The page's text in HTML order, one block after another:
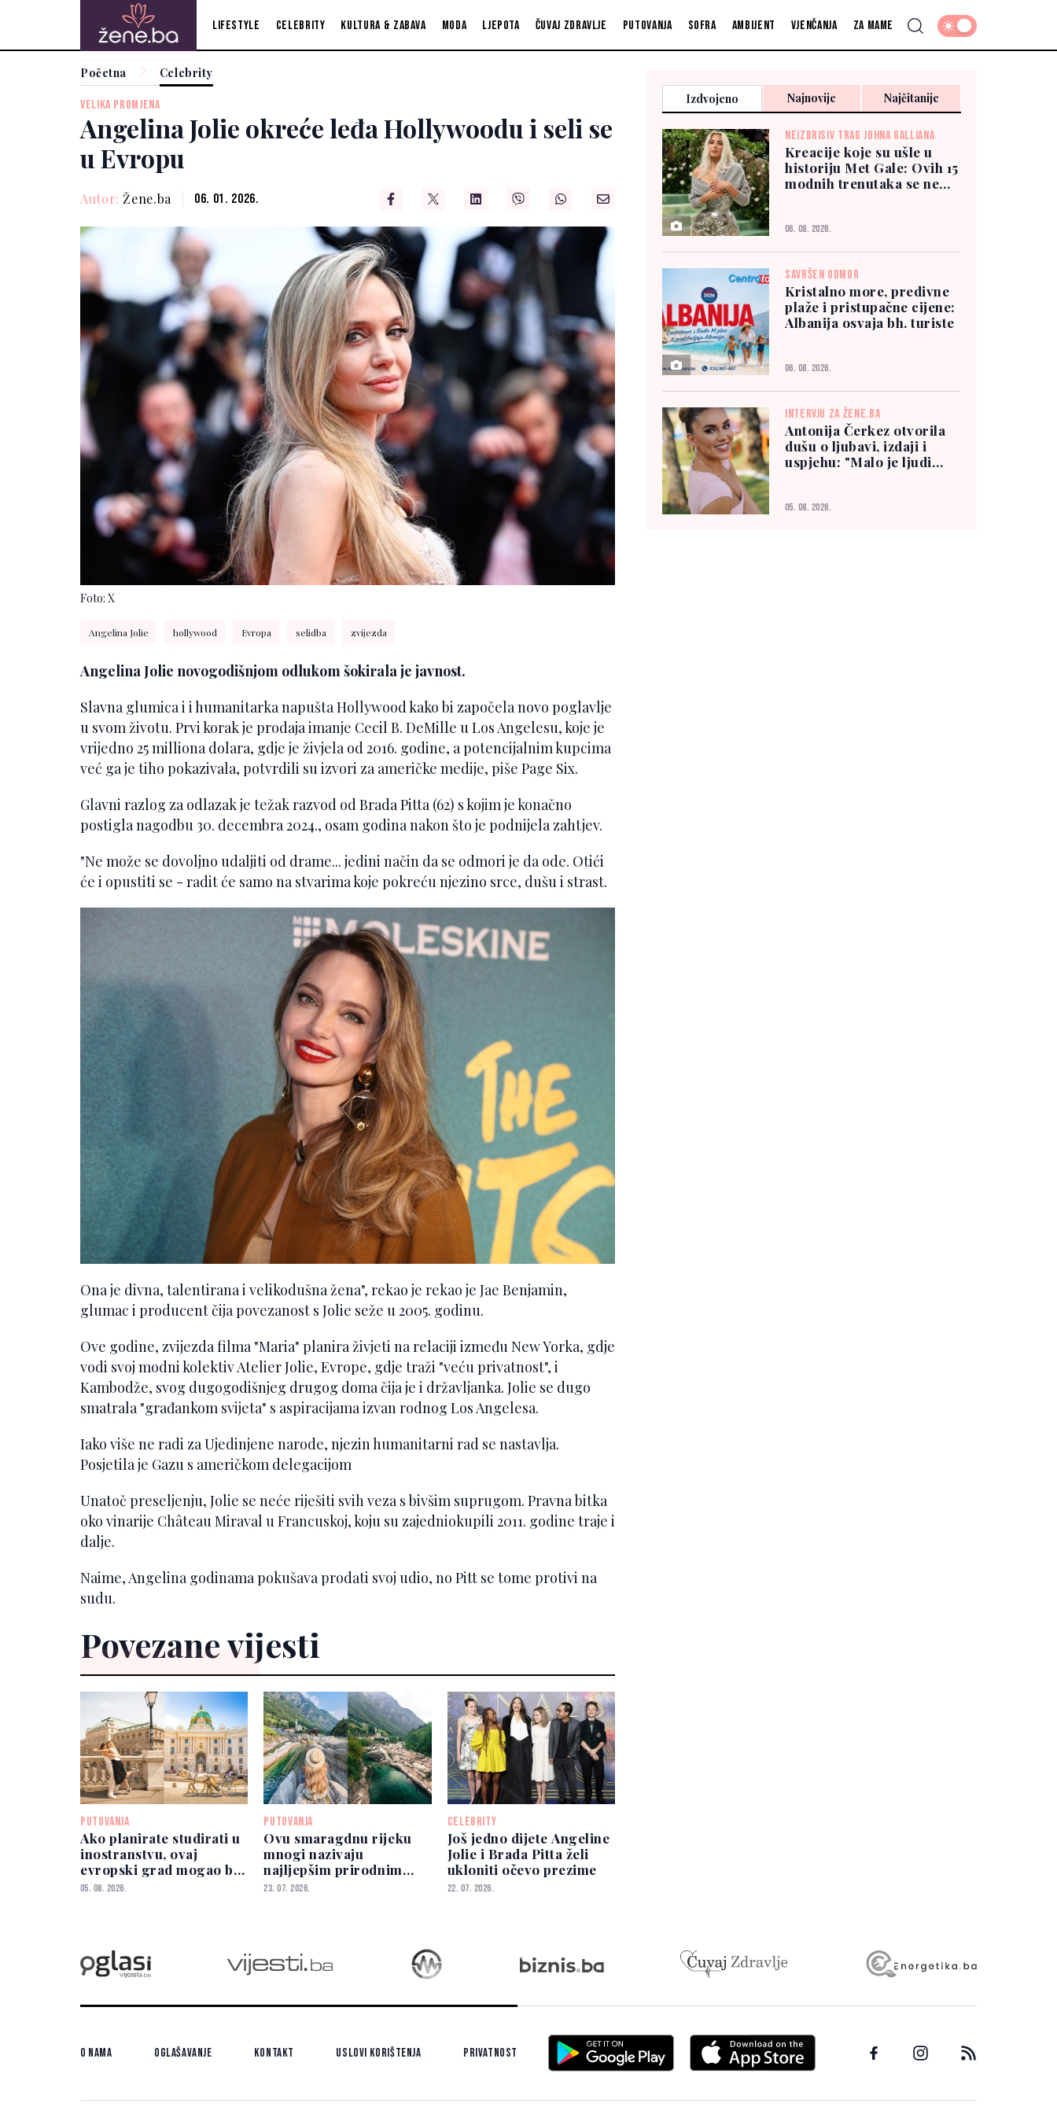
Lifestyle Celebrity Kultura & zabava Moda Ljepota Čuvaj zdravlje Putovanja Sofra Ambijent Vjenčanja Za mame
Početna Celebrity
VELIKA PROMJENA
Angelina Jolie okreće leđa Hollywoodu i seli se
u Evropu
Autor: Žene.ba 06. 01. 2026.
Foto: X
Angelina Jolie hollywood Evropa selidba zvijezda
Angelina Jolie novogodišnjom odlukom šokirala je javnost.
Slavna glumica i i humanitarka napušta Hollywood kako bi započela novo poglavlje
u svom životu. Prvi korak je prodaja imanje Cecil B. DeMille u Los Angelesu, koje je
vrijedno 25 milliona dolara, gdje je živjela od 2016. godine, a potencijalnim kupcima
već ga je tiho pokazivala, potvrdili su izvori za američke medije, piše Page Six.
Glavni razlog za odlazak je težak razvod od Brada Pitta (62) s kojim je konačno
postigla nagodbu 30. decembra 2024., osam godina nakon što je podnijela zahtjev.
"Ne može se dovoljno udaljiti od drame... jedini način da se odmori je da ode. Otići
će i opustiti se - radit će samo na stvarima koje pokreću njezino srce, dušu i strast.
Ona je divna, talentirana i velikodušna žena", rekao je rekao je Jae Benjamin,
glumac i producent čija povezanost s Jolie seže u 2005. godinu.
Ove godine, zvijezda filma "Maria" planira živjeti na relaciji između New Yorka, gdje
vodi svoj modni kolektiv Atelier Jolie, Evrope, gdje traži "veću privatnost", i
Kambodže, svog dugogodišnjeg drugog doma čija je i državljanka. Jolie se dugo
smatrala "građankom svijeta" s aspiracijama izvan rodnog Los Angelesa.
Iako više ne radi za Ujedinjene narode, njezin humanitarni rad se nastavlja.
Posjetila je Gazu s američkom delegacijom
Unatoč preseljenju, Jolie se neće riješiti svih veza s bivšim suprugom. Pravna bitka
oko vinarije Château Miraval u Francuskoj, koju su zajedniokupili 2011. godine traje i
dalje.
Naime, Angelina godinama pokušava prodati svoj udio, no Pitt se tome protivi na
sudu.
Povezane vijesti
PUTOVANJA
Ako planirate studirati u
inostranstvu, ovaj
evropski grad mogao bi
biti najbolji izbor
05. 08. 2026.
PUTOVANJA
Ovu smaragdnu rijeku
mnogi nazivaju
najljepšim prirodnim
bazenom u Evropi
23. 07. 2026.
CELEBRITY
Još jedno dijete Angeline
Jolie i Brada Pitta želi
ukloniti očevo prezime
22. 07. 2026.
Izdvojeno Najnovije Najčitanije
NEIZBRISIV TRAG JOHNA GALLIANA
Kreacije koje su ušle u
historiju Met Gale: Ovih 15
modnih trenutaka se ne
06. 08. 2026.
SAVRŠEN ODMOR
Kristalno more, predivne
plaže i pristupačne cijene:
Albanija osvaja bh. turiste
06. 08. 2026.
INTERVJU ZA ŽENE.BA
Antonija Čerkez otvorila
dušu o ljubavi, izdaji i
uspjehu: "Malo je ljudi
05. 08. 2026.
O nama Oglašavanje Kontakt Uslovi korištenja Privatnost